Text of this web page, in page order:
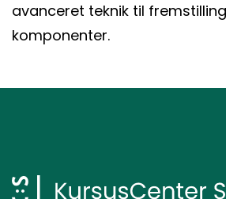
avanceret teknik til
komponenter.